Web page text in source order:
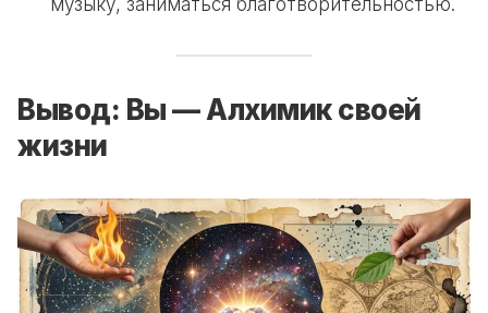
музыку, заниматься благотворительностью.
Вывод: Вы — Алхимик своей
жизни